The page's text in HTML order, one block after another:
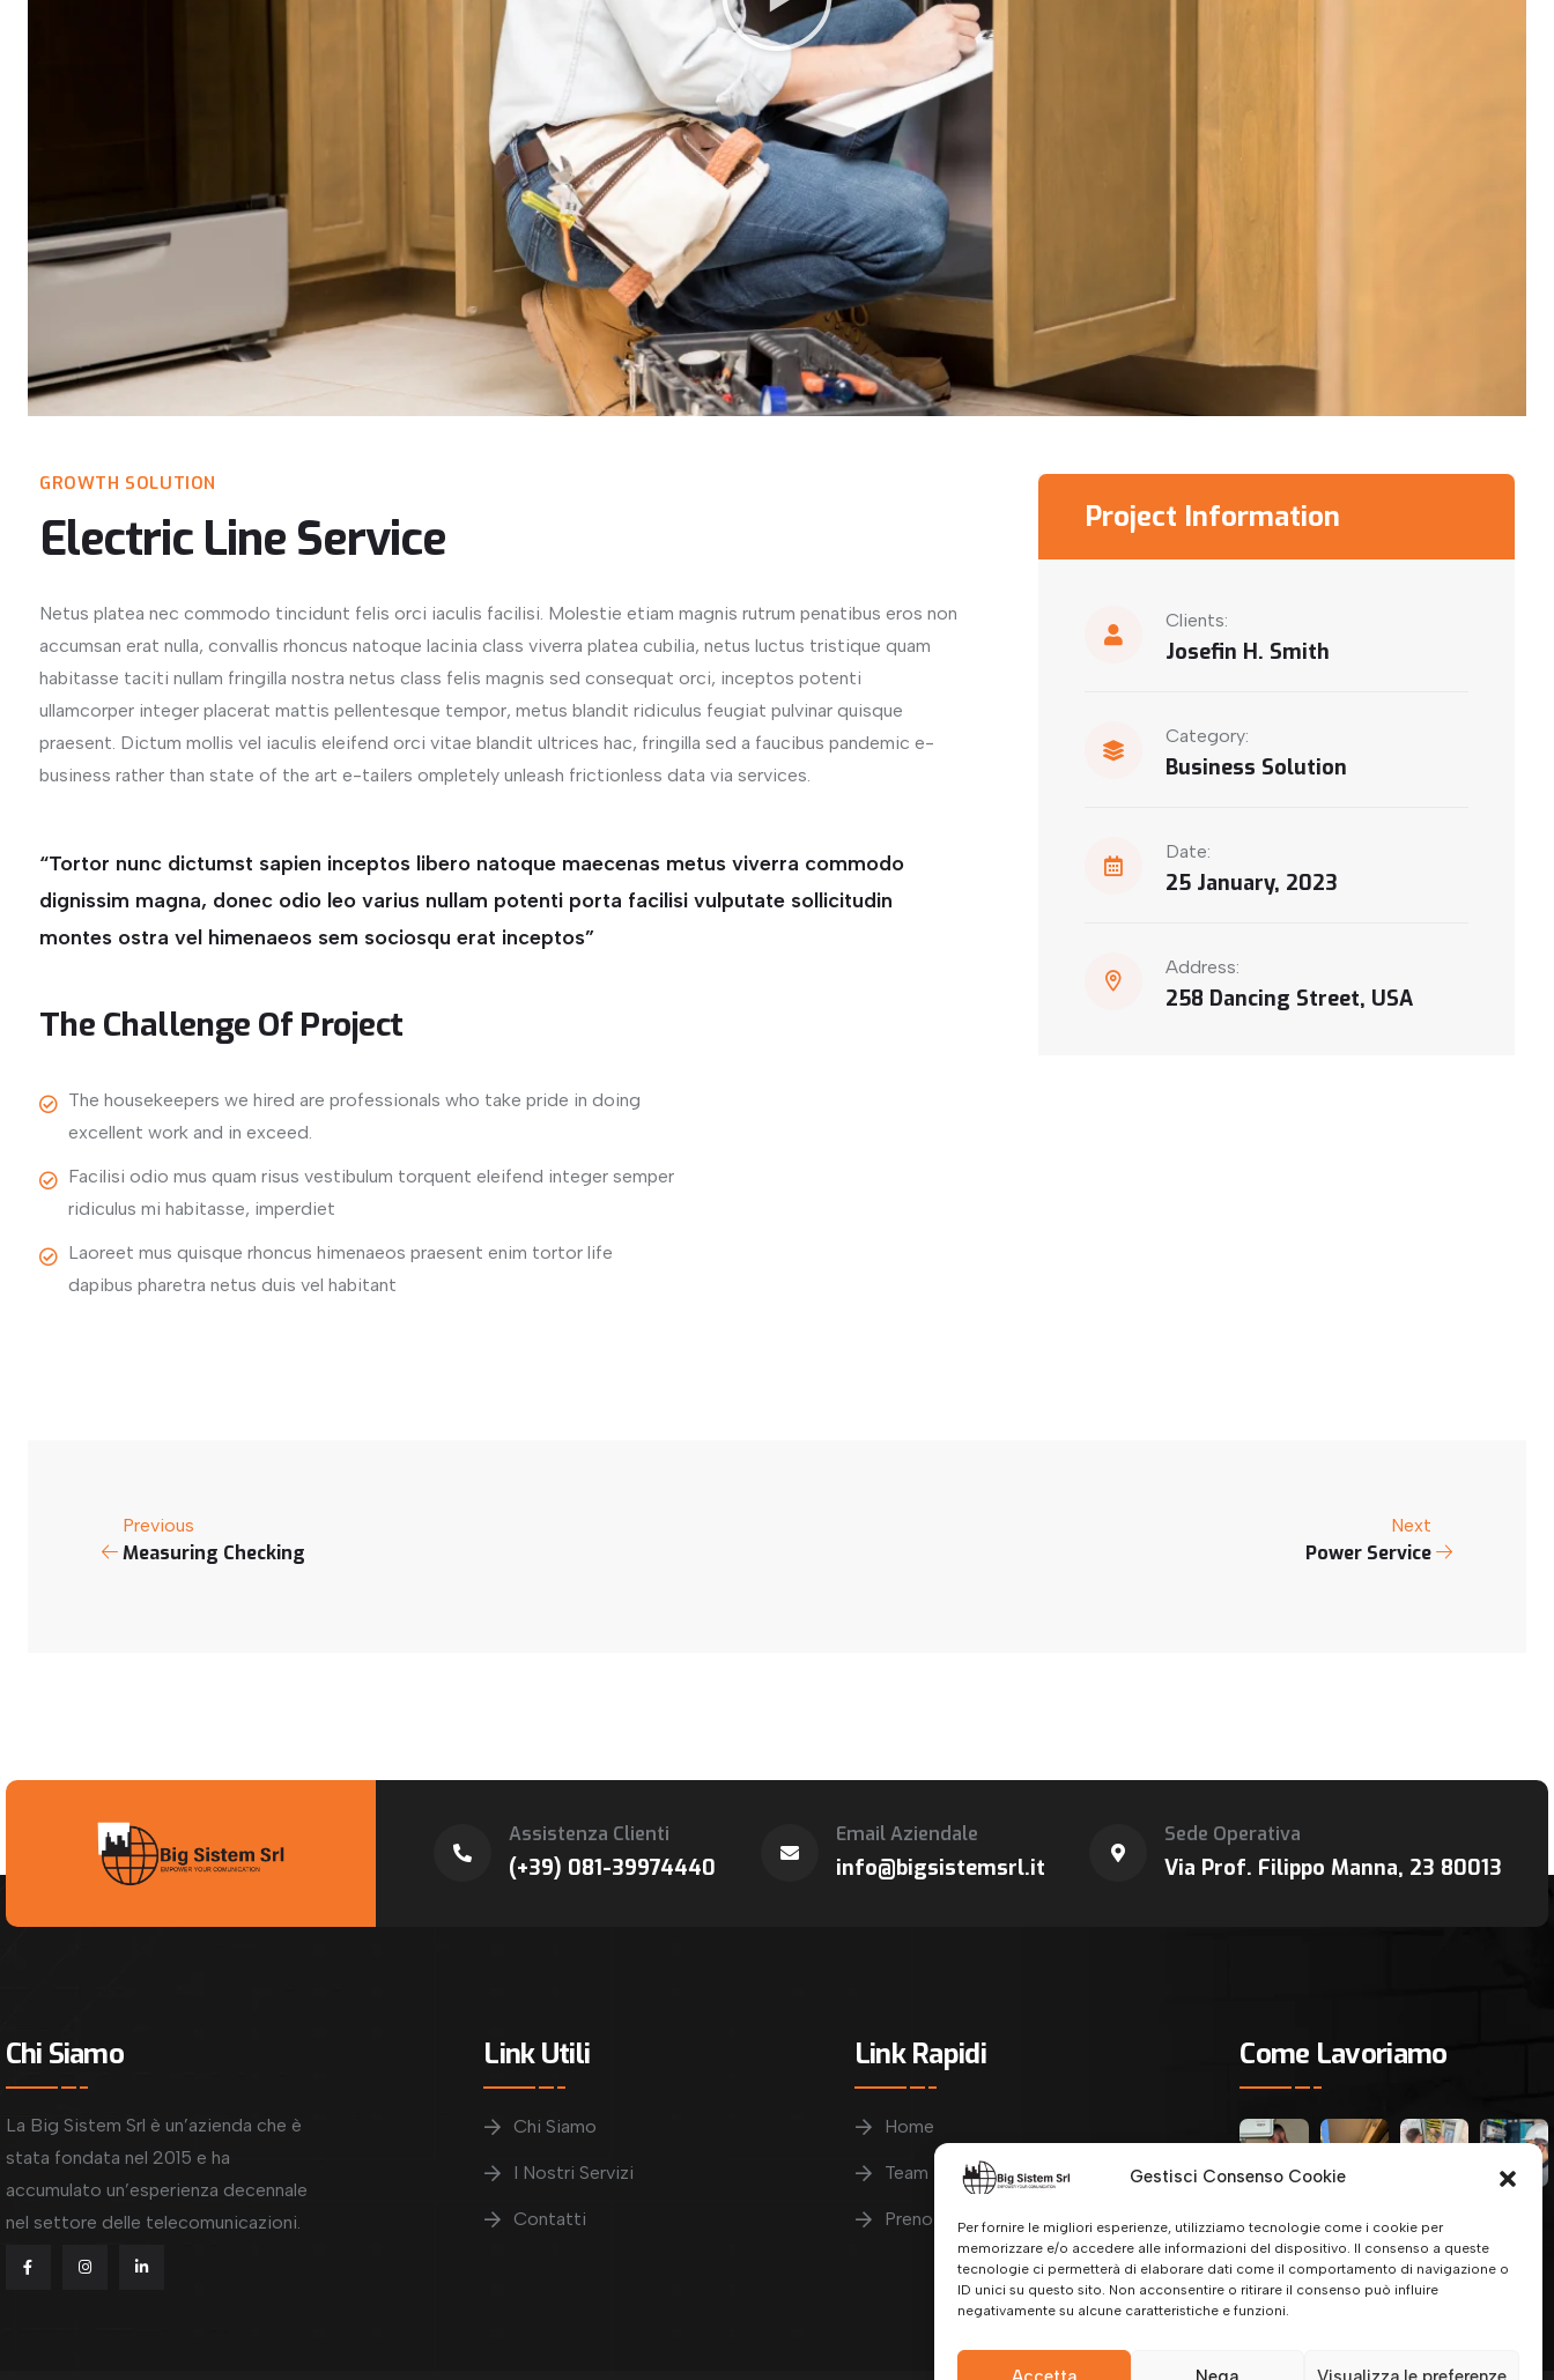
Gestisci Consenso Cookie
Per fornire le migliori esperienze, utilizziamo tecnologie come i cookie per
memorizzare e/o accedere alle informazioni del dispositivo. Il consenso a queste
tecnologie ci permetterà di elaborare dati come il comportamento di navigazione o
ID unici su questo sito. Non acconsentire o ritirare il consenso può influire
negativamente su alcune caratteristiche e funzioni.
GROWTH SOLUTION
Electric Line Service
Netus platea nec commodo tincidunt felis orci iaculis facilisi. Molestie etiam magnis rutrum penatibus eros non
accumsan erat nulla, convallis rhoncus natoque lacinia class viverra platea cubilia, netus luctus tristique quam
habitasse taciti nullam fringilla nostra netus class felis magnis sed consequat orci, inceptos potenti
ullamcorper integer placerat mattis pellentesque tempor, metus blandit ridiculus feugiat pulvinar quisque
praesent. Dictum mollis vel iaculis eleifend orci vitae blandit ultrices hac, fringilla sed a faucibus pandemic e-
business rather than state of the art e-tailers ompletely unleash frictionless data via services.
“Tortor nunc dictumst sapien inceptos libero natoque maecenas metus viverra commodo
dignissim magna, donec odio leo varius nullam potenti porta facilisi vulputate sollicitudin
montes ostra vel himenaeos sem sociosqu erat inceptos”
The Challenge Of Project
The housekeepers we hired are professionals who take pride in doing
excellent work and in exceed.
Facilisi odio mus quam risus vestibulum torquent eleifend integer semper
ridiculus mi habitasse, imperdiet
Laoreet mus quisque rhoncus himenaeos praesent enim tortor life
dapibus pharetra netus duis vel habitant
Project Information
Clients:
Josefin H. Smith
Category:
Business Solution
Date:
25 January, 2023
Address:
258 Dancing Street, USA
Previous
Measuring Checking
Next
Power Service
Assistenza Clienti
(+39) 081-39974440
Email Aziendale
info@bigsistemsrl.it
Sede Operativa
Via Prof. Filippo Manna, 23 80013
Chi Siamo
La Big Sistem Srl è un’azienda che è
stata fondata nel 2015 e ha
accumulato un’esperienza decennale
nel settore delle telecomunicazioni.
Link Utili
Chi Siamo
I Nostri Servizi
Contatti
Link Rapidi
Home
Team
Prenotazioni
Come Lavoriamo